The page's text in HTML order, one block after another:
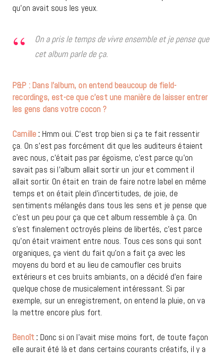
qu’on avait sous les yeux.
On a pris le temps de vivre ensemble et je pense que
cet album parle de ça.
P&P : Dans l’album, on entend beaucoup de field-
recordings, est-ce que c’est une manière de laisser entrer
les gens dans votre cocon ?
Camille : Hmm oui. C’est trop bien si ça te fait ressentir
ça. On s’est pas forcément dit que les auditeurs étaient
avec nous, c’était pas par égoïsme, c’est parce qu’on
savait pas si l’album allait sortir un jour et comment il
allait sortir. On était en train de faire notre label en même
temps et on était plein d’incertitudes, de joie, de
sentiments mélangés dans tous les sens et je pense que
c’est un peu pour ça que cet album ressemble à ça. On
s’est finalement octroyés pleins de libertés, c’est parce
qu’on était vraiment entre nous. Tous ces sons qui sont
organiques, ça vient du fait qu’on a fait ça avec les
moyens du bord et au lieu de camoufler ces bruits
extérieurs et ces bruits ambiants, on a décidé d’en faire
quelque chose de musicalement intéressant. Si par
exemple, sur un enregistrement, on entend la pluie, on va
la mettre encore plus fort.
Benoît : Donc si on l’avait mise moins fort, de toute façon
elle aurait été là et dans certains courants créatifs, il y a